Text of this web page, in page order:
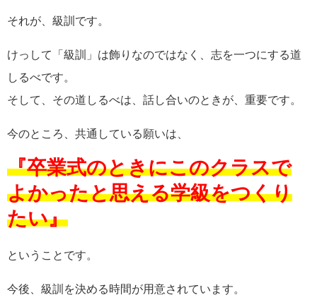
それが、級訓です。
けっして「級訓」は飾りなのではなく、志を一つにする道
しるべです。
そして、その道しるべは、話し合いのときが、重要です。
今のところ、共通している願いは、
『卒業式のときにこのクラスで
よかったと思える学級をつくり
たい』
ということです。
今後、級訓を決める時間が用意されています。